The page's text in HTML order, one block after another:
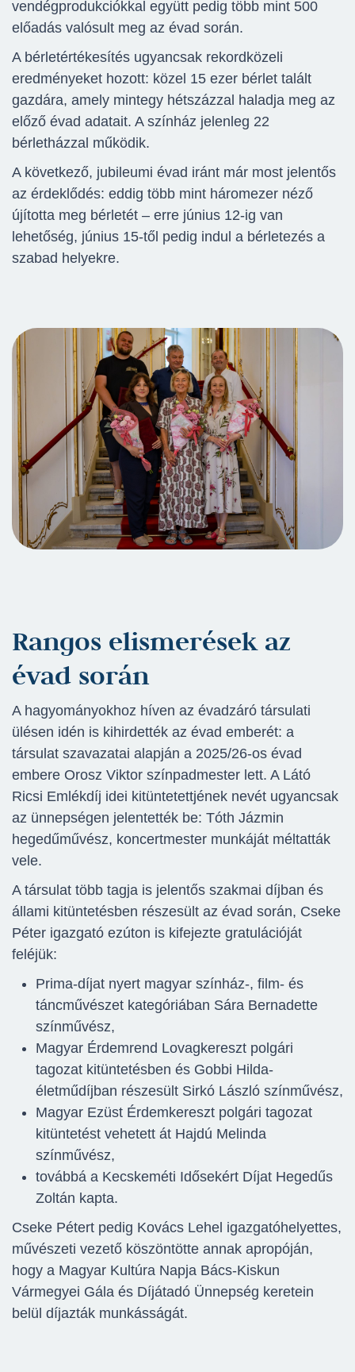
vendégprodukciókkal együtt pedig több mint 500
előadás valósult meg az évad során.
A bérletértékesítés ugyancsak rekordközeli
eredményeket hozott: közel 15 ezer bérlet talált
gazdára, amely mintegy hétszázzal haladja meg az
előző évad adatait. A színház jelenleg 22
bérletházzal működik.
A következő, jubileumi évad iránt már most jelentős
az érdeklődés: eddig több mint háromezer néző
újította meg bérletét – erre június 12-ig van
lehetőség, június 15-től pedig indul a bérletezés a
szabad helyekre.
Rangos elismerések az
évad során
A hagyományokhoz híven az évadzáró társulati
ülésen idén is kihirdették az évad emberét: a
társulat szavazatai alapján a 2025/26-os évad
embere Orosz Viktor színpadmester lett. A Látó
Ricsi Emlékdíj idei kitüntetettjének nevét ugyancsak
az ünnepségen jelentették be: Tóth Jázmin
hegedűművész, koncertmester munkáját méltatták
vele.
A társulat több tagja is jelentős szakmai díjban és
állami kitüntetésben részesült az évad során, Cseke
Péter igazgató ezúton is kifejezte gratulációját
feléjük:
Prima-díjat nyert magyar színház-, film- és
táncművészet kategóriában Sára Bernadette
színművész,
Magyar Érdemrend Lovagkereszt polgári
tagozat kitüntetésben és Gobbi Hilda-
életműdíjban részesült Sirkó László színművész,
Magyar Ezüst Érdemkereszt polgári tagozat
kitüntetést vehetett át Hajdú Melinda
színművész,
továbbá a Kecskeméti Idősekért Díjat Hegedűs
Zoltán kapta.
Cseke Pétert pedig Kovács Lehel igazgatóhelyettes,
művészeti vezető köszöntötte annak apropóján,
hogy a Magyar Kultúra Napja Bács-Kiskun
Vármegyei Gála és Díjátadó Ünnepség keretein
belül díjazták munkásságát.